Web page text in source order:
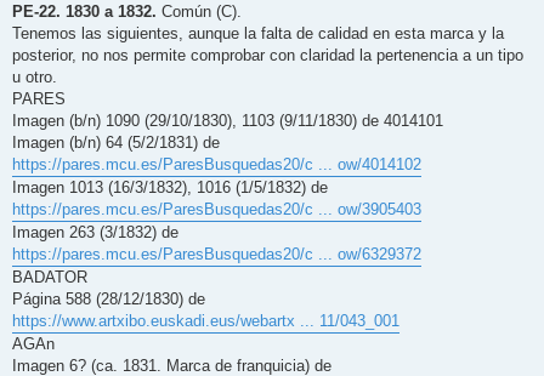
PE-22. 1830 a 1832. Común (C).
Tenemos las siguientes, aunque la falta de calidad en esta marca y la
posterior, no nos permite comprobar con claridad la pertenencia a un tipo
u otro.
PARES
Imagen (b/n) 1090 (29/10/1830), 1103 (9/11/1830) de 4014101
Imagen (b/n) 64 (5/2/1831) de
https://pares.mcu.es/ParesBusquedas20/c ... ow/4014102
Imagen 1013 (16/3/1832), 1016 (1/5/1832) de
https://pares.mcu.es/ParesBusquedas20/c ... ow/3905403
Imagen 263 (3/1832) de
https://pares.mcu.es/ParesBusquedas20/c ... ow/6329372
BADATOR
Página 588 (28/12/1830) de
https://www.artxibo.euskadi.eus/webartx ... 11/043_001
AGAn
Imagen 6? (ca. 1831. Marca de franquicia) de